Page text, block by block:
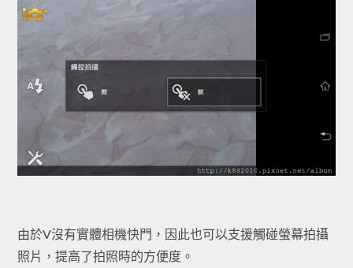
由於V沒有實體相機快門，因此也可以支援觸碰螢幕拍攝
照片，提高了拍照時的方便度。